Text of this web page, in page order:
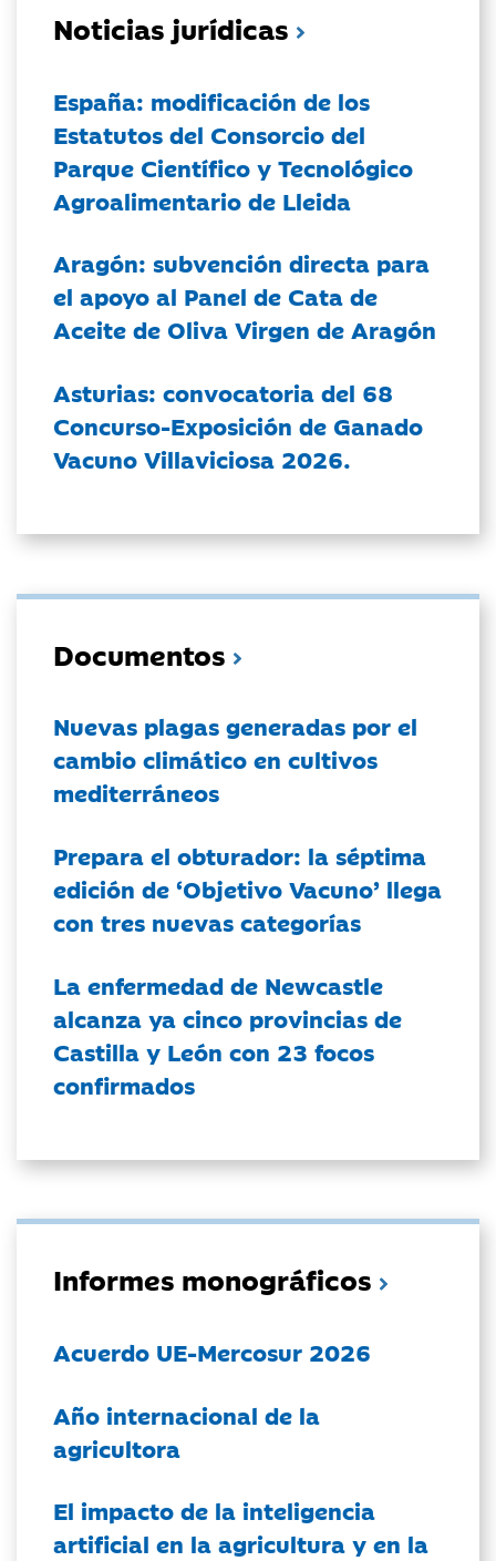
Noticias jurídicas
España: modificación de los
Estatutos del Consorcio del
Parque Científico y Tecnológico
Agroalimentario de Lleida
Aragón: subvención directa para
el apoyo al Panel de Cata de
Aceite de Oliva Virgen de Aragón
Asturias: convocatoria del 68
Concurso-Exposición de Ganado
Vacuno Villaviciosa 2026.
Documentos
Nuevas plagas generadas por el
cambio climático en cultivos
mediterráneos
Prepara el obturador: la séptima
edición de ‘Objetivo Vacuno’ llega
con tres nuevas categorías
La enfermedad de Newcastle
alcanza ya cinco provincias de
Castilla y León con 23 focos
confirmados
Informes monográficos
Acuerdo UE-Mercosur 2026
Año internacional de la
agricultora
El impacto de la inteligencia
artificial en la agricultura y en la